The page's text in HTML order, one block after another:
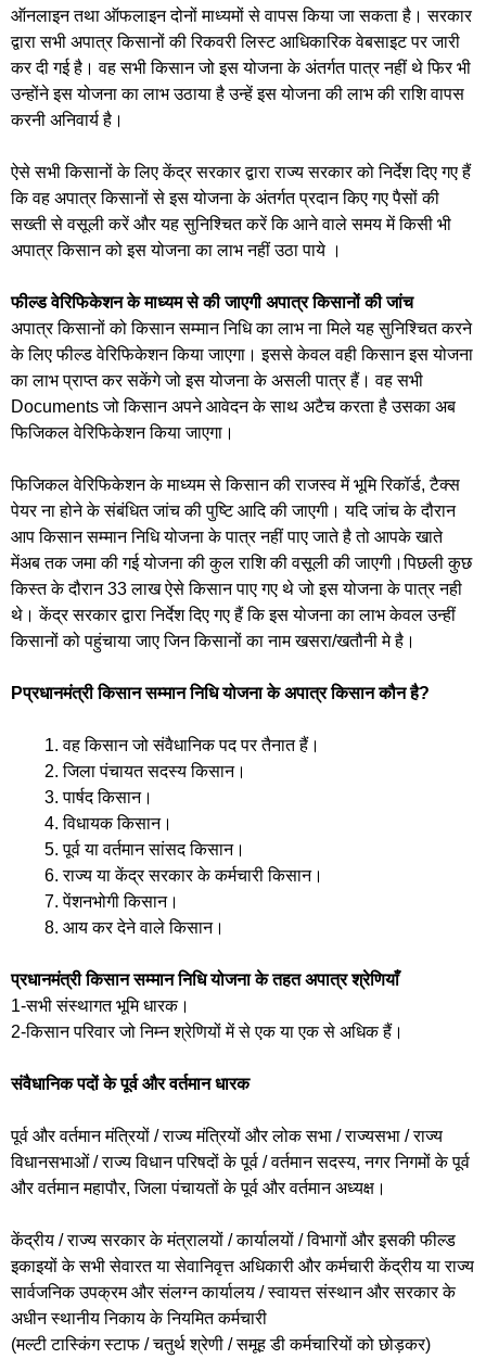
ऑनलाइन तथा ऑफलाइन दोनों माध्यमों से वापस किया जा सकता है। सरकार
द्वारा सभी अपात्र किसानों की रिकवरी लिस्ट आधिकारिक वेबसाइट पर जारी
कर दी गई है। वह सभी किसान जो इस योजना के अंतर्गत पात्र नहीं थे फिर भी
उन्होंने इस योजना का लाभ उठाया है उन्हें इस योजना की लाभ की राशि वापस
करनी अनिवार्य है।
ऐसे सभी किसानों के लिए केंद्र सरकार द्वारा राज्य सरकार को निर्देश दिए गए हैं
कि वह अपात्र किसानों से इस योजना के अंतर्गत प्रदान किए गए पैसों की
सख्ती से वसूली करें और यह सुनिश्चित करें कि आने वाले समय में किसी भी
अपात्र किसान को इस योजना का लाभ नहीं उठा पाये ।
फील्ड वेरिफिकेशन के माध्यम से की जाएगी अपात्र किसानों की जांच
अपात्र किसानों को किसान सम्मान निधि का लाभ ना मिले यह सुनिश्चित करने
के लिए फील्ड वेरिफिकेशन किया जाएगा। इससे केवल वही किसान इस योजना
का लाभ प्राप्त कर सकेंगे जो इस योजना के असली पात्र हैं। वह सभी
Documents जो किसान अपने आवेदन के साथ अटैच करता है उसका अब
फिजिकल वेरिफिकेशन किया जाएगा।
फिजिकल वेरिफिकेशन के माध्यम से किसान की राजस्व में भूमि रिकॉर्ड, टैक्स
पेयर ना होने के संबंधित जांच की पुष्टि आदि की जाएगी। यदि जांच के दौरान
आप किसान सम्मान निधि योजना के पात्र नहीं पाए जाते है तो आपके खाते
मेंअब तक जमा की गई योजना की कुल राशि की वसूली की जाएगी।पिछली कुछ
किस्त के दौरान 33 लाख ऐसे किसान पाए गए थे जो इस योजना के पात्र नही
थे। केंद्र सरकार द्वारा निर्देश दिए गए हैं कि इस योजना का लाभ केवल उन्हीं
किसानों को पहुंचाया जाए जिन किसानों का नाम खसरा/खतौनी मे है।
Pप्रधानमंत्री किसान सम्मान निधि योजना के अपात्र किसान कौन है?
वह किसान जो संवैधानिक पद पर तैनात हैं।
जिला पंचायत सदस्य किसान।
पार्षद किसान।
विधायक किसान।
पूर्व या वर्तमान सांसद किसान।
राज्य या केंद्र सरकार के कर्मचारी किसान।
पेंशनभोगी किसान।
आय कर देने वाले किसान।
प्रधानमंत्री किसान सम्मान निधि योजना के तहत अपात्र श्रेणियाँ
1-सभी संस्थागत भूमि धारक।
2-किसान परिवार जो निम्न श्रेणियों में से एक या एक से अधिक हैं।
संवैधानिक पदों के पूर्व और वर्तमान धारक
पूर्व और वर्तमान मंत्रियों / राज्य मंत्रियों और लोक सभा / राज्यसभा / राज्य
विधानसभाओं / राज्य विधान परिषदों के पूर्व / वर्तमान सदस्य, नगर निगमों के पूर्व
और वर्तमान महापौर, जिला पंचायतों के पूर्व और वर्तमान अध्यक्ष।
केंद्रीय / राज्य सरकार के मंत्रालयों / कार्यालयों / विभागों और इसकी फील्ड
इकाइयों के सभी सेवारत या सेवानिवृत्त अधिकारी और कर्मचारी केंद्रीय या राज्य
सार्वजनिक उपक्रम और संलग्न कार्यालय / स्वायत्त संस्थान और सरकार के
अधीन स्थानीय निकाय के नियमित कर्मचारी
(मल्टी टास्किंग स्टाफ / चतुर्थ श्रेणी / समूह डी कर्मचारियों को छोड़कर)